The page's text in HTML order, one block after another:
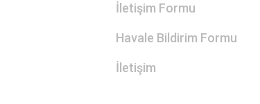
İletişim Formu
Havale Bildirim Formu
İletişim